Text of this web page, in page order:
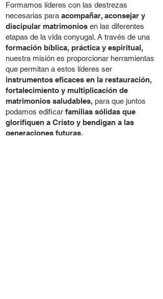
Formamos líderes con las destrezas
necesarias para acompañar, aconsejar y
discipular matrimonios en las diferentes
etapas de la vida conyugal. A través de una
formación bíblica, práctica y espiritual,
nuestra misión es proporcionar herramientas
que permitan a estos líderes ser
instrumentos eficaces en la restauración,
fortalecimiento y multiplicación de
matrimonios saludables, para que juntos
podamos edificar familias sólidas que
glorifiquen a Cristo y bendigan a las
generaciones futuras.